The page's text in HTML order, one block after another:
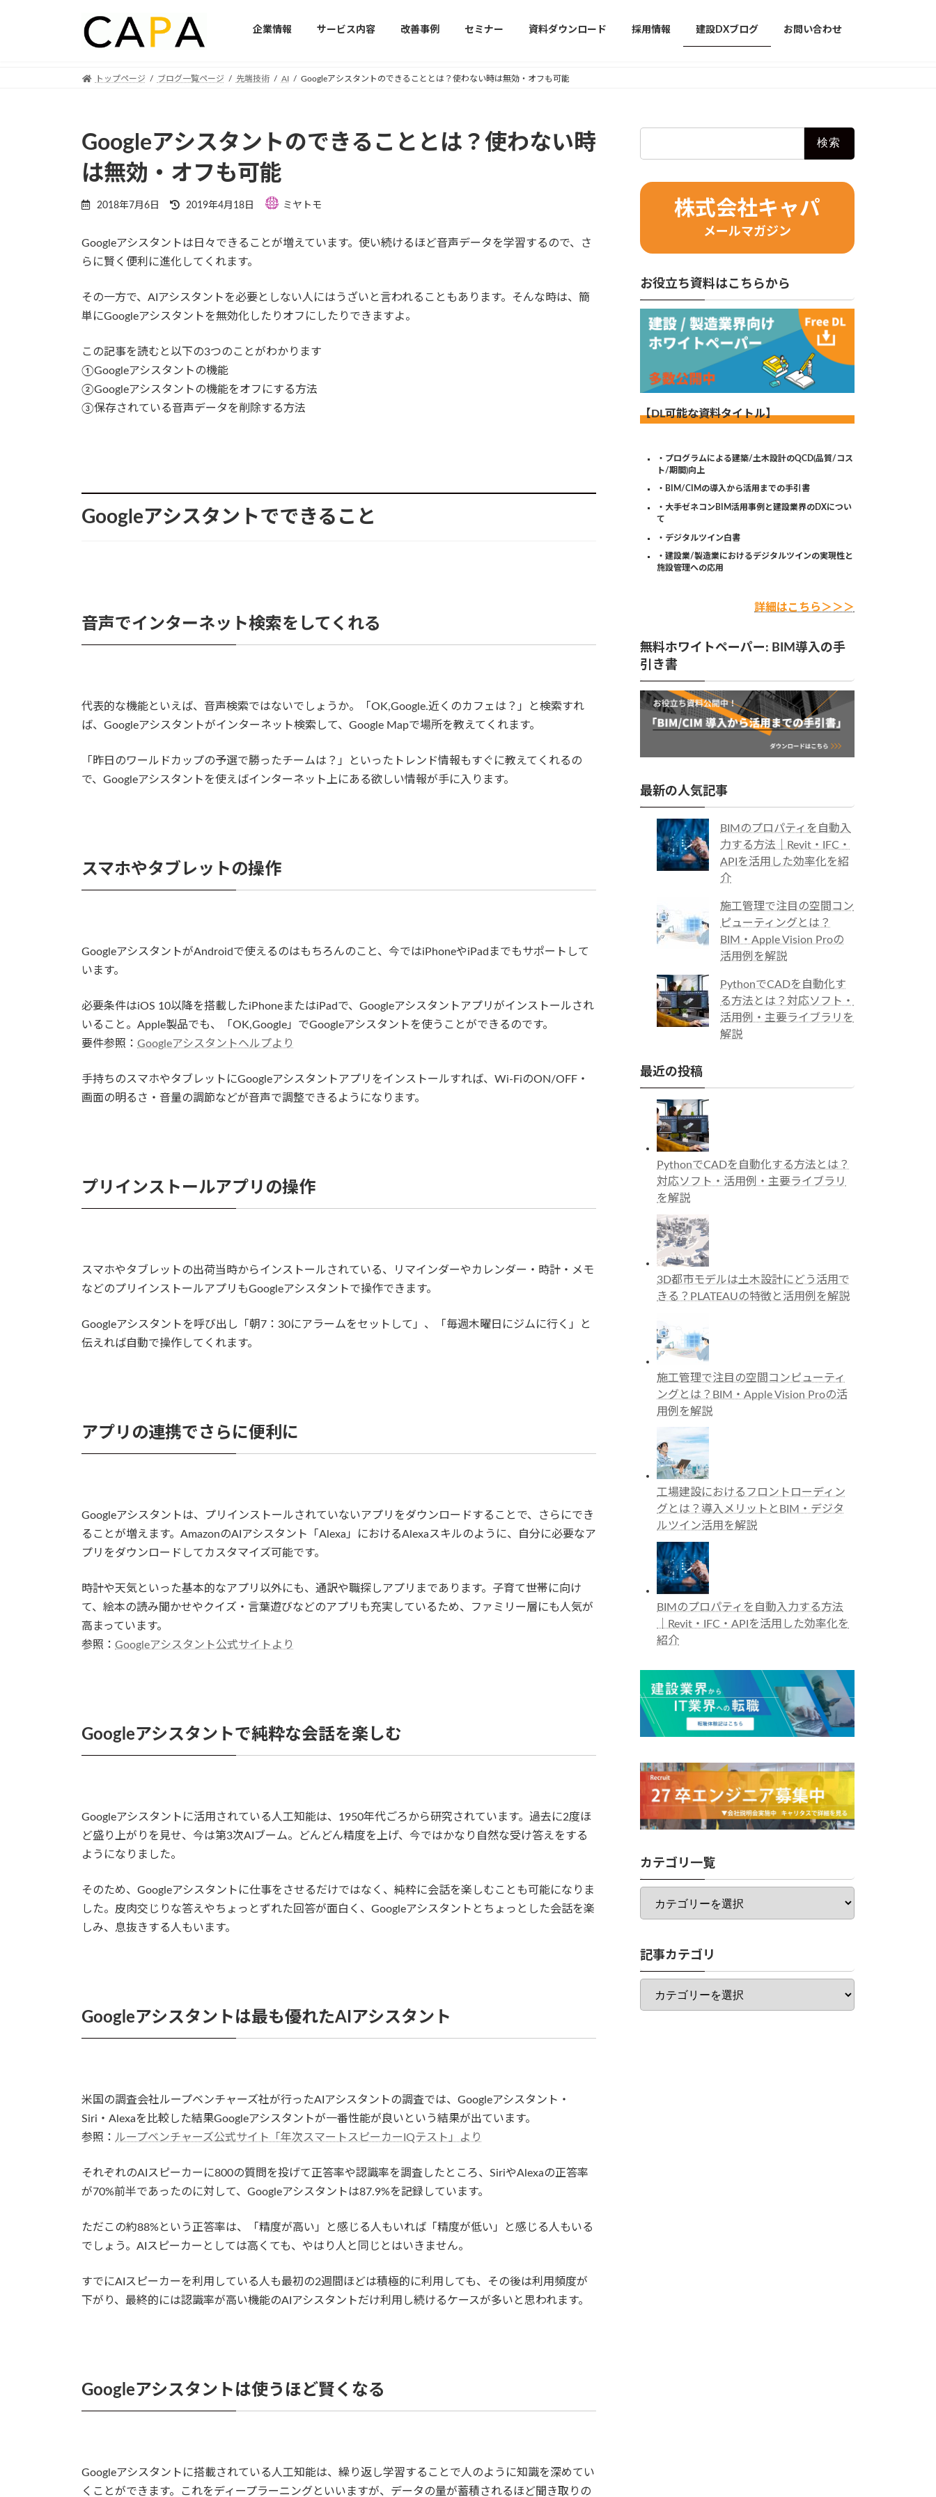
企業情報 サービス内容 改善事例 セミナー 資料ダウンロード 採用情報 建設DXブログ お問い合わせ
トップページ ブログ一覧ページ 先端技術 AI Googleアシスタントのできることとは？使わない時は無効・オフも可能
Googleアシスタントのできることとは？使わない時
は無効・オフも可能
2018年7月6日
Last
updated
2019年4月18日 ミヤトモ
Googleアシスタントは日々できることが増えています。使い続けるほど音声データを学習するので、さ
らに賢く便利に進化してくれます。
その一方で、AIアシスタントを必要としない人にはうざいと言われることもあります。そんな時は、簡
単にGoogleアシスタントを無効化したりオフにしたりできますよ。
この記事を読むと以下の3つのことがわかります
①Googleアシスタントの機能
②Googleアシスタントの機能をオフにする方法
③保存されている音声データを削除する方法
Googleアシスタントでできること
音声でインターネット検索をしてくれる
代表的な機能といえば、音声検索ではないでしょうか。「OK,Google.近くのカフェは？」と検索すれ
ば、Googleアシスタントがインターネット検索して、Google Mapで場所を教えてくれます。
「昨日のワールドカップの予選で勝ったチームは？」といったトレンド情報もすぐに教えてくれるの
で、Googleアシスタントを使えばインターネット上にある欲しい情報が手に入ります。
スマホやタブレットの操作
GoogleアシスタントがAndroidで使えるのはもちろんのこと、今ではiPhoneやiPadまでもサポートして
います。
必要条件はiOS 10以降を搭載したiPhoneまたはiPadで、Googleアシスタントアプリがインストールされ
いること。Apple製品でも、「OK,Google」でGoogleアシスタントを使うことができるのです。
要件参照： Googleアシスタントヘルプより
手持ちのスマホやタブレットにGoogleアシスタントアプリをインストールすれば、Wi-FiのON/OFF・
画面の明るさ・音量の調節などが音声で調整できるようになります。
プリインストールアプリの操作
スマホやタブレットの出荷当時からインストールされている、リマインダーやカレンダー・時計・メモ
などのプリインストールアプリもGoogleアシスタントで操作できます。
Googleアシスタントを呼び出し「朝7：30にアラームをセットして」、「毎週木曜日にジムに行く」と
伝えれば自動で操作してくれます。
アプリの連携でさらに便利に
Googleアシスタントは、プリインストールされていないアプリをダウンロードすることで、さらにでき
ることが増えます。AmazonのAIアシスタント「Alexa」におけるAlexaスキルのように、自分に必要なア
プリをダウンロードしてカスタマイズ可能です。
時計や天気といった基本的なアプリ以外にも、通訳や職探しアプリまであります。子育て世帯に向け
て、絵本の読み聞かせやクイズ・言葉遊びなどのアプリも充実しているため、ファミリー層にも人気が
高まっています。
参照： Googleアシスタント公式サイトより
Googleアシスタントで純粋な会話を楽しむ
Googleアシスタントに活用されている人工知能は、1950年代ごろから研究されています。過去に2度ほ
ど盛り上がりを見せ、今は第3次AIブーム。どんどん精度を上げ、今ではかなり自然な受け答えをする
ようになりました。
そのため、Googleアシスタントに仕事をさせるだけではなく、純粋に会話を楽しむことも可能になりま
した。皮肉交じりな答えやちょっとずれた回答が面白く、Googleアシスタントとちょっとした会話を楽
しみ、息抜きする人もいます。
Googleアシスタントは最も優れたAIアシスタント
米国の調査会社ループベンチャーズ社が行ったAIアシスタントの調査では、Googleアシスタント・
Siri・Alexaを比較した結果Googleアシスタントが一番性能が良いという結果が出ています。
参照： ループベンチャーズ公式サイト「年次スマートスピーカーIQテスト」より
それぞれのAIスピーカーに800の質問を投げて正答率や認識率を調査したところ、SiriやAlexaの正答率
が70%前半であったのに対して、Googleアシスタントは87.9%を記録しています。
ただこの約88%という正答率は、「精度が高い」と感じる人もいれば「精度が低い」と感じる人もいる
でしょう。AIスピーカーとしては高くても、やはり人と同じとはいきません。
すでにAIスピーカーを利用している人も最初の2週間ほどは積極的に利用しても、その後は利用頻度が
下がり、最終的には認識率が高い機能のAIアシスタントだけ利用し続けるケースが多いと思われます。
Googleアシスタントは使うほど賢くなる
Googleアシスタントに搭載されている人工知能は、繰り返し学習することで人のように知識を深めてい
くことができます。これをディープラーニングといいますが、データの量が蓄積されるほど聞き取りの
株式会社キャパ
メールマガジン
お役立ち資料はこちらから
【DL可能な資料タイトル】
・プログラムによる建築/土木設計のQCD(品質/コス
ト/期間)向上
・BIM/CIMの導入から活用までの手引書
・大手ゼネコンBIM活用事例と建設業界のDXについ
て
・デジタルツイン白書
・建設業/製造業におけるデジタルツインの実現性と
施設管理への応用
詳細はこちら＞＞＞
無料ホワイトペーパー: BIM導入の手
引き書
最新の人気記事
BIMのプロパティを自動入
力する方法｜Revit・IFC・
APIを活用した効率化を紹
介
施工管理で注目の空間コン
ピューティングとは？
BIM・Apple Vision Proの
活用例を解説
PythonでCADを自動化す
る方法とは？対応ソフト・
活用例・主要ライブラリを
解説
最近の投稿
PythonでCADを自動化する方法とは？
対応ソフト・活用例・主要ライブラリ
を解説
3D都市モデルは土木設計にどう活用で
きる？PLATEAUの特徴と活用例を解説
施工管理で注目の空間コンピューティ
ングとは？BIM・Apple Vision Proの活
用例を解説
工場建設におけるフロントローディン
グとは？導入メリットとBIM・デジタ
ルツイン活用を解説
BIMのプロパティを自動入力する方法
｜Revit・IFC・APIを活用した効率化を
紹介
カテゴリ一覧
カ
ゴ
一
覧
記事カテゴリ
記
カ